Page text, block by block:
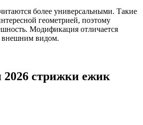
более универсальными. Такие
геометрией, поэтому
Модификация отличается
видом.
стрижки ежик